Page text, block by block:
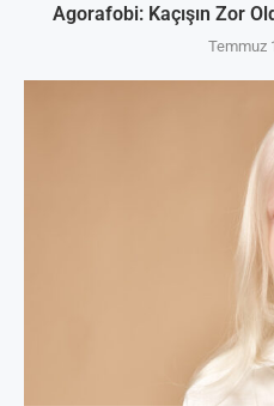
Agorafobi: Kaçışın Zor
Temmuz